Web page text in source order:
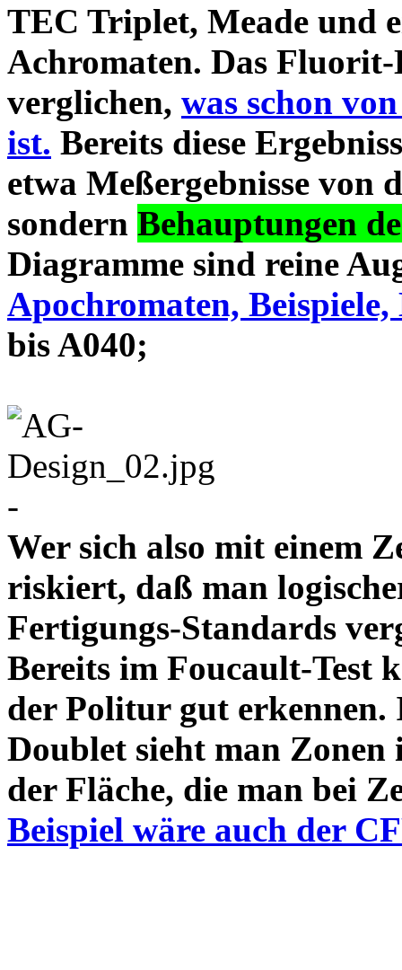
TEC Triplet, Meade und
Achromaten. Das
verglichen, was schon
ist. Bereits diese
etwa Meßergebnisse von
sondern Behauptungen
Diagramme sind reine
Apochromaten, Beispiele,
bis A040;
-
Wer sich also mit einem
riskiert, daß man
Fertigungs-Standards
Bereits im Foucault-Test
der Politur gut
Doublet sieht man Zonen
der Fläche, die man bei
Beispiel wäre auch der